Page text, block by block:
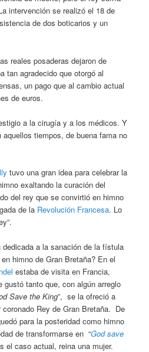
intervención se realizó el 18 de
de dos boticarios y un
reales posaderas dejaron de
tan agradecido que otorgó al
un pago que al cambio actual
de euros.
a la cirugía y a los médicos. Y
tiempos, de buena fama no
tuvo una gran idea para celebrar la
exaltando la curación del
del rey que se convirtió en himno
de la Revolución Francesa. Lo
a la sanación de la fístula
himno de Gran Bretaña? En el
estaba de visita en Francia,
tanto que, con algún arreglo
Save the King”, se la ofreció a
coronado Rey de Gran Bretaña. De
para la posteridad como himno
de transformarse en “God save
el caso actual, reina una mujer.